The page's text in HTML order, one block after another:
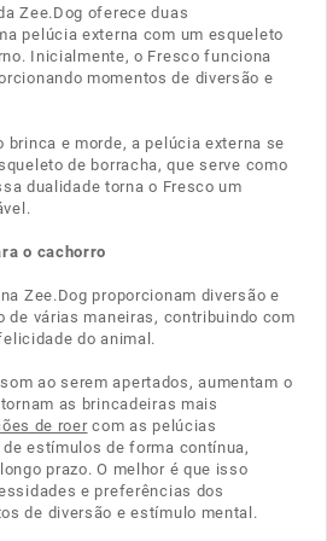
Zee.Dog oferece duas
pelúcia externa com um esqueleto
Inicialmente, o Fresco funciona
momentos de diversão e
brinca e morde, a pelúcia externa se
de borracha, que serve como
dualidade torna o Fresco um
o cachorro
Zee.Dog proporcionam diversão e
de várias maneiras, contribuindo com
do animal.
ao serem apertados, aumentam o
as brincadeiras mais
de roercom as pelúcias
estímulos de forma contínua,
prazo. O melhor é que isso
e preferências dos
de diversão e estímulo mental.